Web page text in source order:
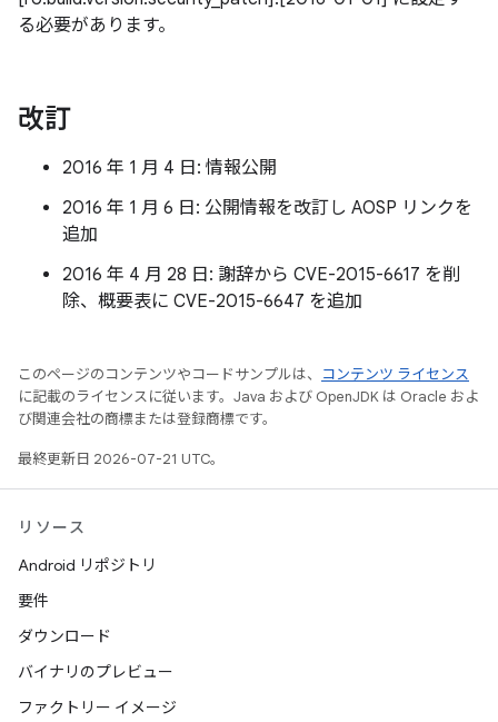
る必要があります。
改訂
2016 年 1 月 4 日: 情報公開
2016 年 1 月 6 日: 公開情報を改訂し AOSP リンクを
追加
2016 年 4 月 28 日: 謝辞から CVE-2015-6617 を削
除、概要表に CVE-2015-6647 を追加
このページのコンテンツやコードサンプルは、
コンテンツ ライセンス
に記載のライセンスに従います。Java および OpenJDK は Oracle およ
び関連会社の商標または登録商標です。
最終更新日 2026-07-21 UTC。
リソース
Android リポジトリ
要件
ダウンロード
バイナリのプレビュー
ファクトリー イメージ